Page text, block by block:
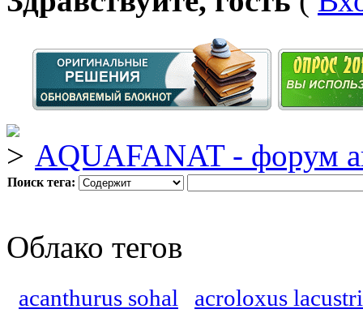
AQUAFANAT - форум
Поиск тега:
Облако тегов
acanthurus sohal
acroloxus